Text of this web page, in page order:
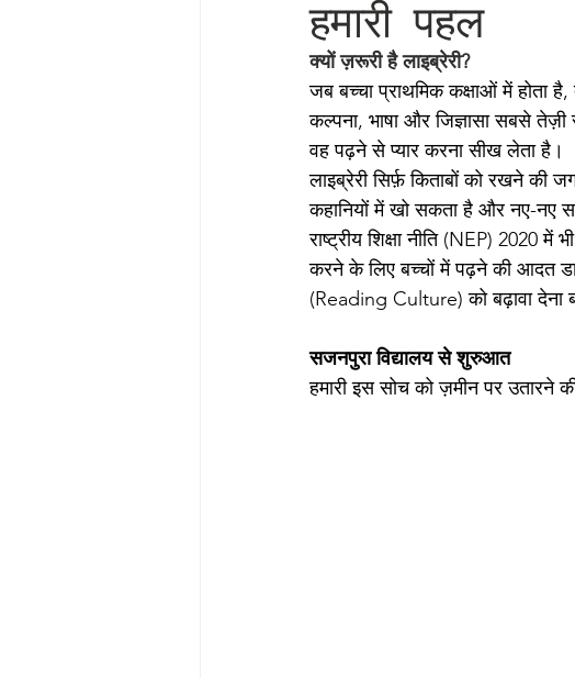
हमारी पहल
क्यों ज़रूरी है लाइब्रेरी?
जब बच्चा प्राथमिक कक्षाओं में होता
कल्पना, भाषा और जिज्ञासा सबसे
वह पढ़ने से प्यार करना सीख लेता है।
लाइब्रेरी सिर्फ़ किताबों को रखने
कहानियों में खो सकता है और नए-नए
राष्ट्रीय शिक्षा नीति (NEP) 2020 में
करने के लिए बच्चों में पढ़ने की आदत
(Reading Culture) को बढ़ावा देना
सजनपुरा विद्यालय से शुरुआत
हमारी इस सोच को ज़मीन पर उतारने